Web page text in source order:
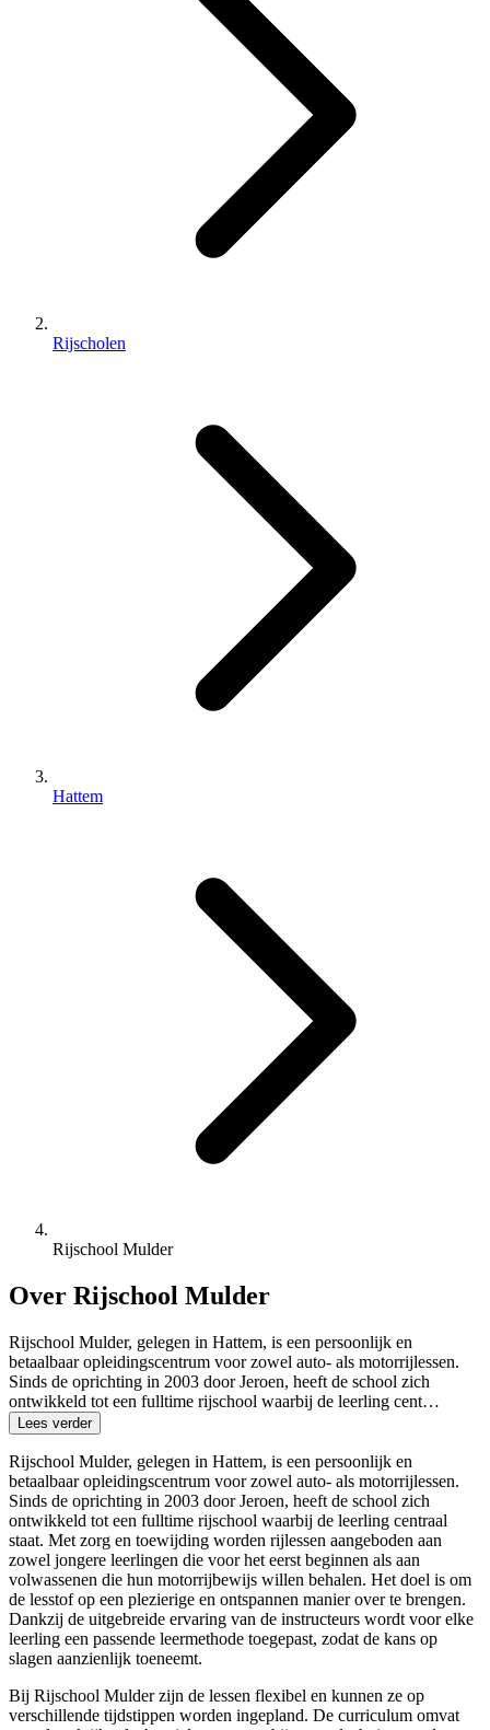
Rijscholen
Hattem
Rijschool Mulder
Over Rijschool Mulder
Rijschool Mulder, gelegen in Hattem, is een persoonlijk en
betaalbaar opleidingscentrum voor zowel auto- als motorrijlessen.
Sinds de oprichting in 2003 door Jeroen, heeft de school zich
ontwikkeld tot een fulltime rijschool waarbij de leerling cent…
Lees verder
Rijschool Mulder, gelegen in Hattem, is een persoonlijk en
betaalbaar opleidingscentrum voor zowel auto- als motorrijlessen.
Sinds de oprichting in 2003 door Jeroen, heeft de school zich
ontwikkeld tot een fulltime rijschool waarbij de leerling centraal
staat. Met zorg en toewijding worden rijlessen aangeboden aan
zowel jongere leerlingen die voor het eerst beginnen als aan
volwassenen die hun motorrijbewijs willen behalen. Het doel is om
de lesstof op een plezierige en ontspannen manier over te brengen.
Dankzij de uitgebreide ervaring van de instructeurs wordt voor elke
leerling een passende leermethode toegepast, zodat de kans op
slagen aanzienlijk toeneemt.
Bij Rijschool Mulder zijn de lessen flexibel en kunnen ze op
verschillende tijdstippen worden ingepland. De curriculum omvat